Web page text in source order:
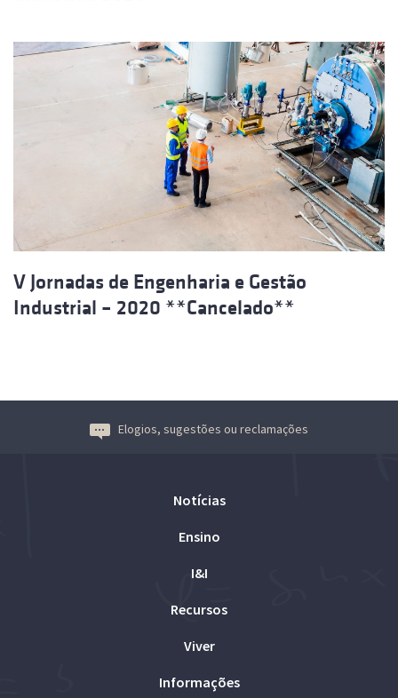
V Jornadas de Engenharia e Gestão
Industrial – 2020 **Cancelado**
Elogios, sugestões ou reclamações
Notícias
Ensino
I&I
Recursos
Viver
Informações